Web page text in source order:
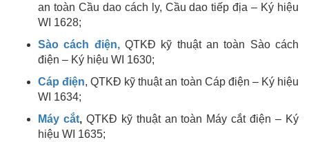
an toàn Cầu dao cách ly, Cầu dao tiếp địa – Ký hiệu
WI 1628;
Sào cách điện,QTKĐ kỹ thuật an toàn Sào cách
điện – Ký hiệu WI 1630;
Cáp điện, QTKĐ kỹ thuật an toàn Cáp điện – Ký hiệu
WI 1634;
Máy cắt,QTKĐ kỹ thuật an toàn Máy cắt điện – Ký
hiệu WI 1635;